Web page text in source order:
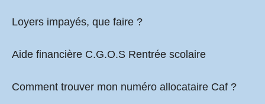
Loyers impayés, que faire ?
Aide financière C.G.O.S Rentrée scolaire
Comment trouver mon numéro allocataire Caf ?